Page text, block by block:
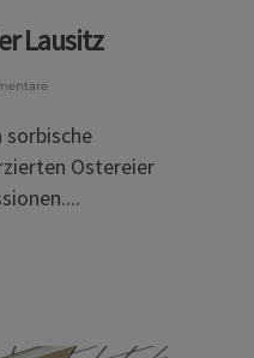
Lausitz
sorbische
Ostereier